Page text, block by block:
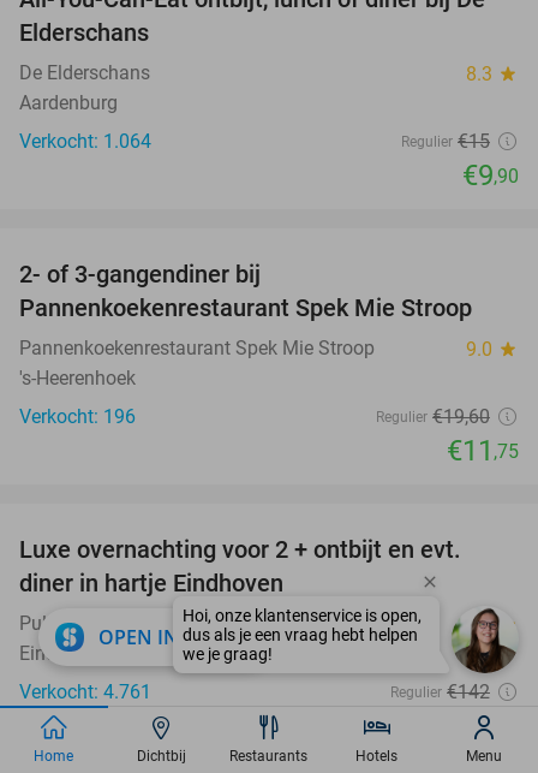
Elderschans
De Elderschans 8.3 star
Aardenburg
Verkocht: 1.064
Regulier €15
€9,90
2- of 3-gangendiner bij
Pannenkoekenrestaurant Spek Mie Stroop
Pannenkoekenrestaurant Spek Mie Stroop 9.0 star
's-Heerenhoek
Verkocht: 196
Regulier €19,60
€11 ,75
Luxe overnachting voor 2 + ontbijt en evt.
diner in hartje Eindhoven
Pullman Eindhoven Cocagne 9.8star
Eindhoven
Verkocht: 4.761
Regulier €142
€124
Excl. ca. €5,25 p.p.p.n. toeristenbelasting
OPEN IN APP close
Home Dichtbij Restaurants Hotels Menu